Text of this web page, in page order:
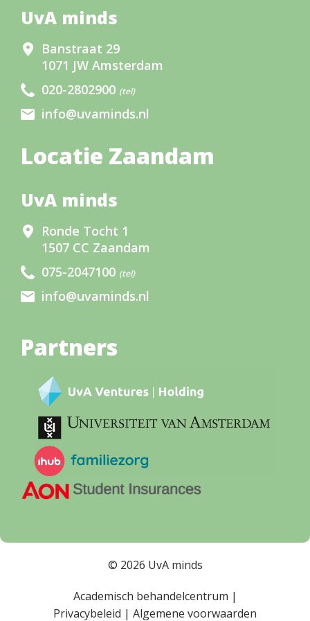
UvA minds
Banstraat 29
1071 JW Amsterdam
020-2802900 (tel)
info@uvaminds.nl
Locatie Zaandam
UvA minds
Ronde Tocht 1
1507 CC Zaandam
075-2047100 (tel)
info@uvaminds.nl
Partners
© 2026 UvA minds
Academisch behandelcentrum |
Privacybeleid | Algemene voorwaarden